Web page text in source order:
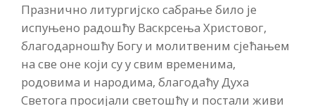
Празнично литургијско сабрање било је
испуњено радошћу Васкрсења Христовог,
благодарношћу Богу и молитвеним сјећањем
на све оне који су у свим временима,
родовима и народима, благодаћу Духа
Светога просијали светошћу и постали живи